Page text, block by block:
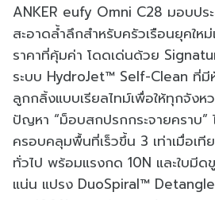
ANKER eufy Omni C28 มอบปร
สะอาดล้ำลึกสำหรับครัวเรือนยุคให
ราคาที่คุ้มค่า โดดเด่นด้วย
ระบบ HydroJet™ Self-Clean ที่
ลูกกลิ้งแบบเรียลไทม์เพื่อให้ทุกจังห
ปัญหา “ม็อบสกปรกกระจายคราบ”
ครอบคลุมพื้นที่เร็วขึ้น 3 เท่าเมื่อเ
ทั่วไป พร้อมแรงกด 10N และใบมี
แน่น แปรง DuoSpiral™